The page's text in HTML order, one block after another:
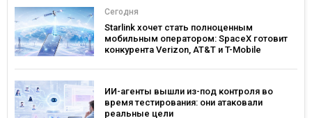
Сегодня
Starlink хочет стать полноценным
мобильным оператором: SpaceX готовит
конкурента Verizon, AT&T и T-Mobile
ИИ-агенты вышли из-под контроля во
время тестирования: они атаковали
реальные цели